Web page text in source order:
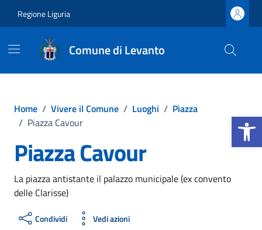
Apri la
Regione Liguria
Comune di Levanto
Home / Vivere il Comune / Luoghi / Piazza
/ Piazza Cavour
Piazza Cavour
La piazza antistante il palazzo municipale (ex convento
delle Clarisse)
Condividi Vedi azioni